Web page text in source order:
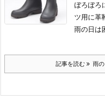
ぼろぼろ
ツ用に革
雨の日は
記事を読む 雨